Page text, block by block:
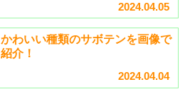
2024.04.05
かわいい種類のサボテンを画像で
紹介！
2024.04.04